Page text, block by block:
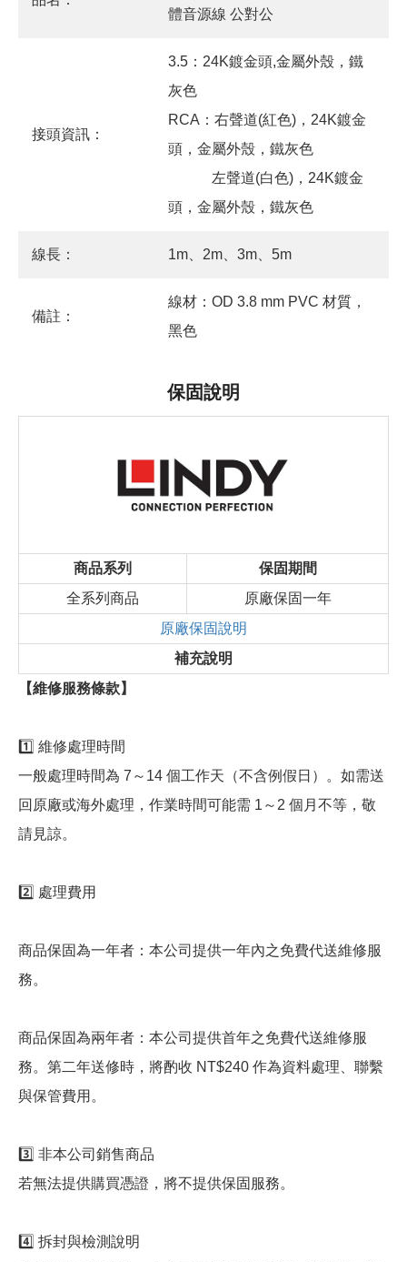
體音源線 公對公
接頭資訊：
3.5：24K鍍金頭,金屬外殼，鐵
灰色
RCA：右聲道(紅色)，24K鍍金
頭，金屬外殼，鐵灰色
左聲道(白色)，24K鍍金
頭，金屬外殼，鐵灰色
線長： 1m、2m、3m、5m
備註：
線材：OD 3.8 mm PVC 材質，
黑色
保固說明
商品系列
保固期間
全系列商品
原廠保固一年
原廠保固說明
補充說明
【維修服務條款】
1️⃣ 維修處理時間
一般處理時間為 7～14 個工作天（不含例假日）。如需送
回原廠或海外處理，作業時間可能需 1～2 個月不等，敬
請見諒。
2️⃣ 處理費用
商品保固為一年者：本公司提供一年內之免費代送維修服
務。
商品保固為兩年者：本公司提供首年之免費代送維修服
務。第二年送修時，將酌收 NT$240 作為資料處理、聯繫
與保管費用。
3️⃣ 非本公司銷售商品
若無法提供購買憑證，將不提供保固服務。
4️⃣ 拆封與檢測說明